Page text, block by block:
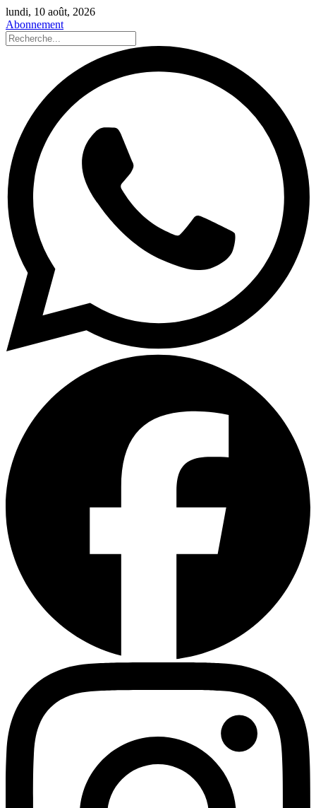
lundi, 10 août, 2026
Abonnement